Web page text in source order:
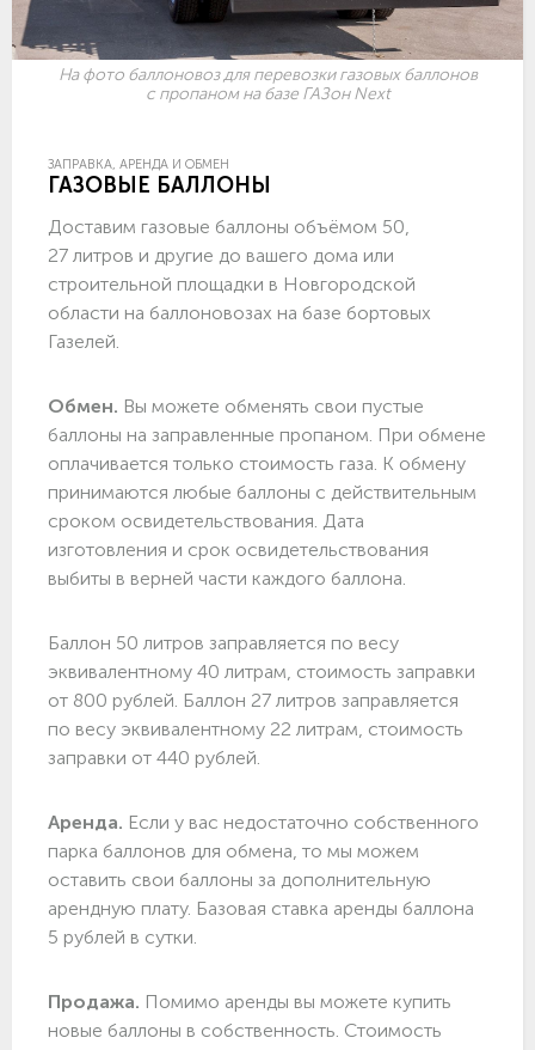
На фото баллоновоз для перевозки газовых баллонов
с пропаном на базе ГАЗон Next
ЗАПРАВКА, АРЕНДА И ОБМЕН
ГАЗОВЫЕ БАЛЛОНЫ
Доставим газовые баллоны объёмом 50,
27 литров и другие до вашего дома или
строительной площадки в Новгородской
области на баллоновозах на базе бортовых
Газелей.
Обмен. Вы можете обменять свои пустые
баллоны на заправленные пропаном. При обмене
оплачивается только стоимость газа. К обмену
принимаются любые баллоны с действительным
сроком освидетельствования. Дата
изготовления и срок освидетельствования
выбиты в верней части каждого баллона.
Баллон 50 литров заправляется по весу
эквивалентному 40 литрам, стоимость заправки
от 800 рублей. Баллон 27 литров заправляется
по весу эквивалентному 22 литрам, стоимость
заправки от 440 рублей.
Аренда. Если у вас недостаточно собственного
парка баллонов для обмена, то мы можем
оставить свои баллоны за дополнительную
арендную плату. Базовая ставка аренды баллона
5 рублей в сутки.
Продажа. Помимо аренды вы можете купить
новые баллоны в собственность. Стоимость